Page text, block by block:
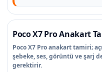
Poco X7 Pro Anakart
Poco X7 Pro anakart tamiri;
şebeke, ses, görüntü ve şarj
gerektirir.